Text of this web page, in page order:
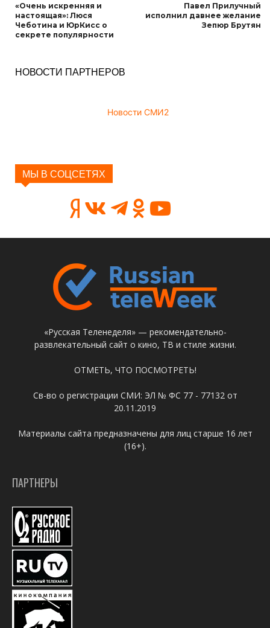
«Очень искренняя и
настоящая»: Люся
Чеботина и ЮрКисс о
секрете популярности
Павел Прилучный
исполнил давнее желание
Зепюр Брутян
НОВОСТИ ПАРТНЕРОВ
Новости СМИ2
МЫ В СОЦСЕТЯХ
«Русская Теленеделя» — рекомендательно-
развлекательный сайт о кино, ТВ и стиле жизни.
ОТМЕТЬ, ЧТО ПОСМОТРЕТЬ!
Св-во о регистрации СМИ: ЭЛ № ФС 77 - 77132 от
20.11.2019
Материалы сайта предназначены для лиц старше 16 лет
(16+).
ПАРТНЕРЫ